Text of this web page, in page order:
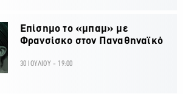
Επίσημο το «μπαμ» με
Φρανσίσκο στον Παναθηναϊκό
30 ΙΟΥΛΙΟΥ - 19:00